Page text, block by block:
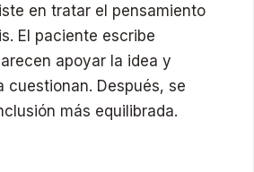
en tratar el pensamiento
El paciente escribe
apoyar la idea y
cuestionan. Después, se
más equilibrada.